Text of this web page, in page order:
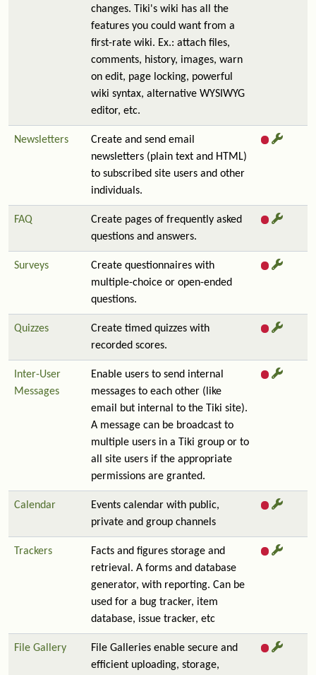
changes. Tiki's wiki has all the
features you could want from a
first-rate wiki. Ex.: attach files,
comments, history, images, warn
on edit, page locking, powerful
wiki syntax, alternative WYSIWYG
editor, etc.
Newsletters
Create and send email
newsletters (plain text and HTML)
to subscribed site users and other
individuals.
FAQ
Create pages of frequently asked
questions and answers.
Surveys
Create questionnaires with
multiple-choice or open-ended
questions.
Quizzes
Create timed quizzes with
recorded scores.
Inter-User
Messages
Enable users to send internal
messages to each other (like
email but internal to the Tiki site).
A message can be broadcast to
multiple users in a Tiki group or to
all site users if the appropriate
permissions are granted.
Calendar
Events calendar with public,
private and group channels
Trackers
Facts and figures storage and
retrieval. A forms and database
generator, with reporting. Can be
used for a bug tracker, item
database, issue tracker, etc
File Gallery
File Galleries enable secure and
efficient uploading, storage,